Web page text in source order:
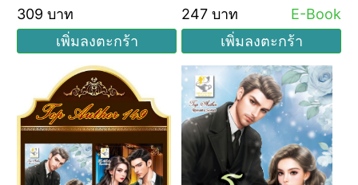
309 บาท
เพิ่มลงตะกร้า
247 บาท
E-Book
เพิ่มลงตะกร้า